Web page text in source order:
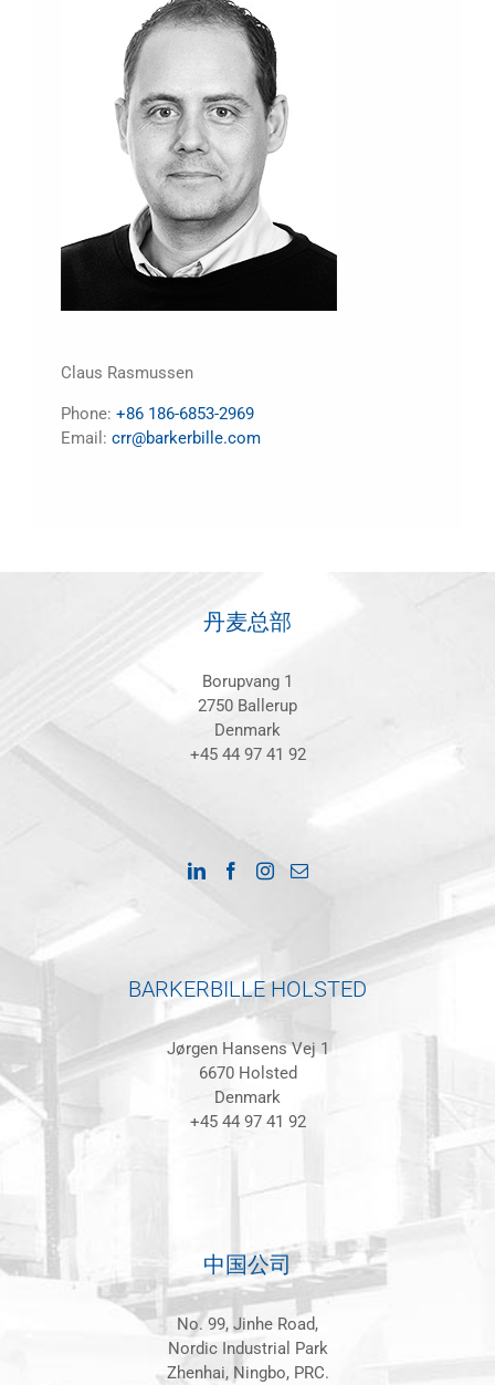
Claus Rasmussen
Phone: +86 186-6853-2969
Email: crr@barkerbille.com
丹麦总部
Borupvang 1
2750 Ballerup
Denmark
+45 44 97 41 92
BARKERBILLE HOLSTED
Jørgen Hansens Vej 1
6670 Holsted
Denmark
+45 44 97 41 92
中国公司
No. 99, Jinhe Road,
Nordic Industrial Park
Zhenhai, Ningbo, PRC.